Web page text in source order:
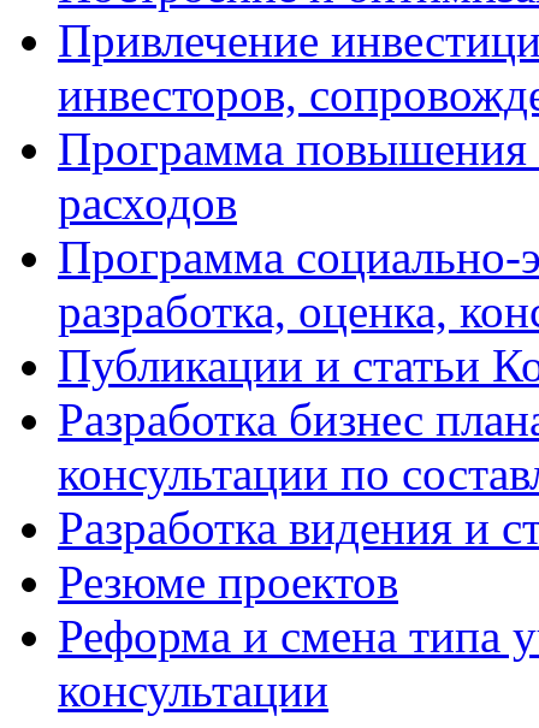
Привлечение
инвесторов,
Программа
расходов
Программа социально-
разработка, оценка,
Публикации и статьи
Разработка бизнес
консультации по
Разработка видения и
Резюме проектов
Реформа и смена типа
консультации